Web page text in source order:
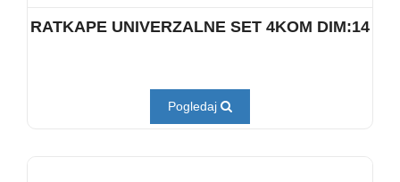
RATKAPE UNIVERZALNE SET 4KOM DIM:14
Pogledaj